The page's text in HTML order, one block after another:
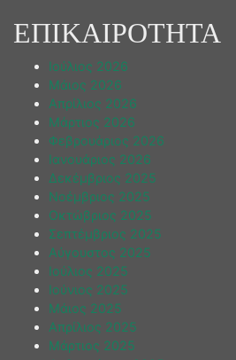
ΕΠΙΚΑΙΡΟΤΗΤΑ
Ιούλιος 2026
Μάιος 2026
Απρίλιος 2026
Μάρτιος 2026
Φεβρουάριος 2026
Ιανουάριος 2026
Δεκέμβριος 2025
Νοέμβριος 2025
Οκτώβριος 2025
Σεπτέμβριος 2025
Αύγουστος 2025
Ιούλιος 2025
Ιούνιος 2025
Μάιος 2025
Απρίλιος 2025
Μάρτιος 2025